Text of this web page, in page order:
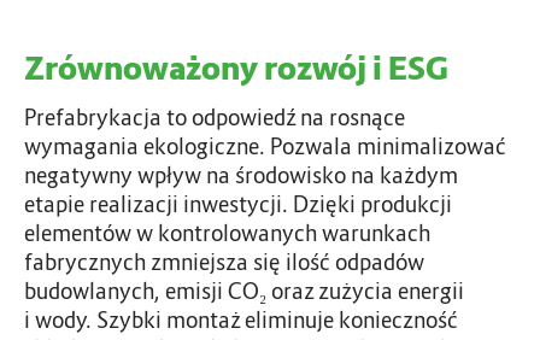
Zrównoważony rozwój i ESG
Prefabrykacja to odpowiedź na rosnące
wymagania ekologiczne. Pozwala minimalizować
negatywny wpływ na środowisko na każdym
etapie realizacji inwestycji. Dzięki produkcji
elementów w kontrolowanych warunkach
fabrycznych zmniejsza się ilość odpadów
budowlanych, emisji CO₂ oraz zużycia energii
i wody. Szybki montaż eliminuje konieczność